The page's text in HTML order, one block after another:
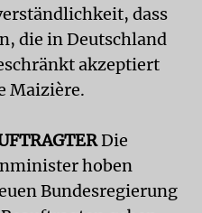
dass
die in Deutschland
akzeptiert
Maizière.
Die
hoben
Bundesregierung